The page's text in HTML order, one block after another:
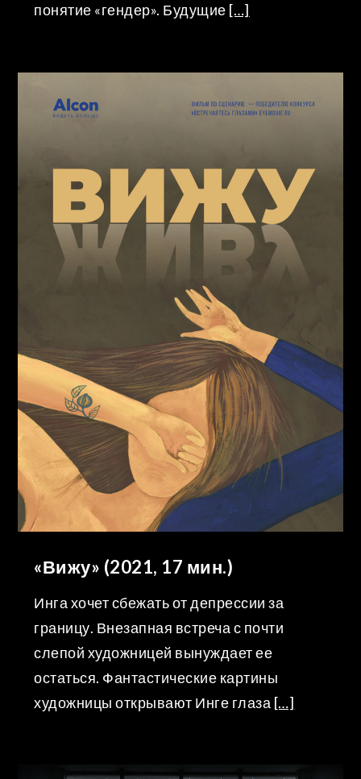
понятие «гендер». Будущие […]
«Вижу» (2021, 17 мин.)
Инга хочет сбежать от депрессии за
границу. Внезапная встреча с почти
слепой художницей вынуждает ее
остаться. Фантастические картины
художницы открывают Инге глаза […]